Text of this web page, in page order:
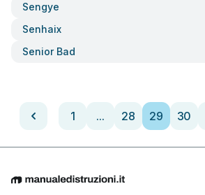
Sengye
Senhaix
Senior Bad
1 ... 28 29 30